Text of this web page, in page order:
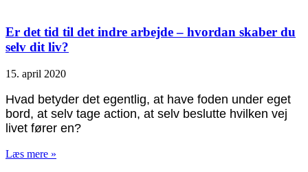
Er det tid til det indre arbejde – hvordan skaber du
selv dit liv?
15. april 2020
Hvad betyder det egentlig, at have foden under eget
bord, at selv tage action, at selv beslutte hvilken vej
livet fører en?
Læs mere »